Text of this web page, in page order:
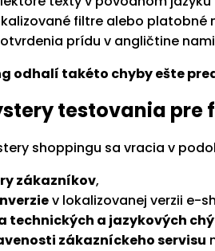
filtre alebo platobné
prídu v angličtine
odhalí takéto chyby ešte
testovania pre
shoppingu sa vracia v
zákazníkov,
v lokalizovanej verzii e-
technických a jazykových
zákazníckeho servisu